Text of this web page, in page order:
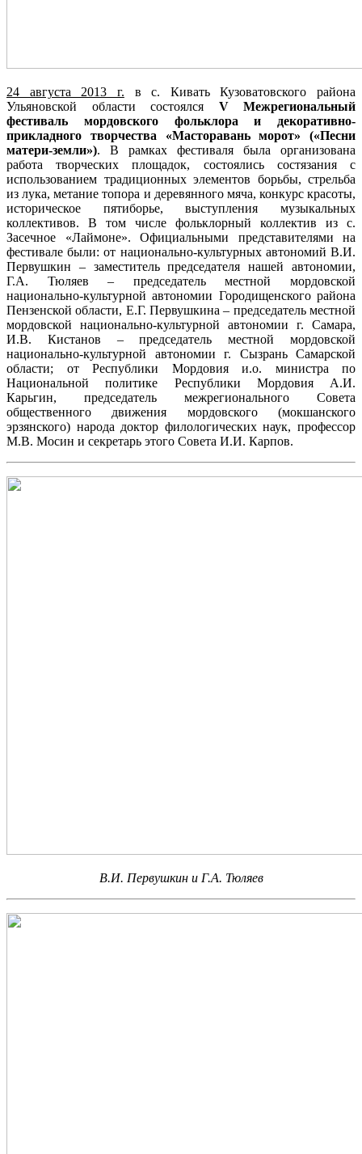
24 августа 2013 г. в с. Кивать Кузоватовского района
Ульяновской области состоялся V Межрегиональный
фестиваль мордовского фольклора и декоративно-
прикладного творчества «Масторавань морот» («Песни
матери-земли»). В рамках фестиваля была организована
работа творческих площадок, состоялись состязания с
использованием традиционных элементов борьбы, стрельба
из лука, метание топора и деревянного мяча, конкурс красоты,
историческое пятиборье, выступления музыкальных
коллективов. В том числе фольклорный коллектив из с.
Засечное «Лаймоне». Официальными представителями на
фестивале были: от национально-культурных автономий В.И.
Первушкин – заместитель председателя нашей автономии,
Г.А. Тюляев – председатель местной мордовской
национально-культурной автономии Городищенского района
Пензенской области, Е.Г. Первушкина – председатель местной
мордовской национально-культурной автономии г. Самара,
И.В. Кистанов – председатель местной мордовской
национально-культурной автономии г. Сызрань Самарской
области; от Республики Мордовия и.о. министра по
Национальной политике Республики Мордовия А.И.
Карьгин, председатель межрегионального Совета
общественного движения мордовского (мокшанского
эрзянского) народа доктор филологических наук, профессор
М.В. Мосин и секретарь этого Совета И.И. Карпов.
В.И. Первушкин и Г.А. Тюляев